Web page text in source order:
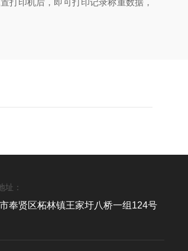
打印机后，即可打印记录称重数据，
址：
市奉贤区柘林镇王家圩八桥一组124号